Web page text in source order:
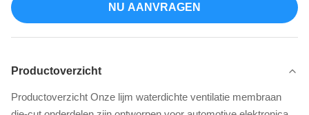
NU AANVRAGEN
Productoverzicht
Productoverzicht Onze lijm waterdichte ventilatie membraan